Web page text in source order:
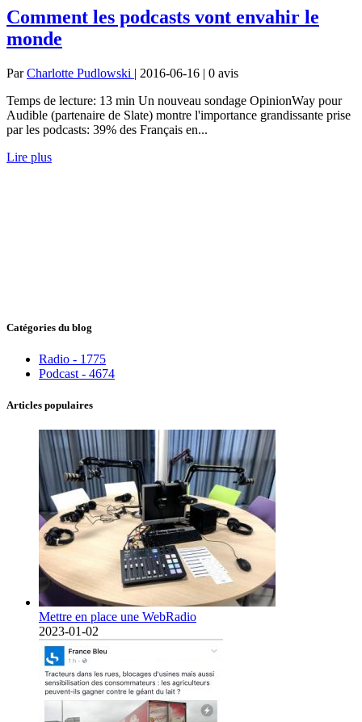
Comment les podcasts vont envahir le
monde
ParCharlotte Pudlowski | 2016-06-16 | 0 avis
Temps de lecture: 13 min Un nouveau sondage OpinionWay pour
Audible (partenaire de Slate) montre l'importance grandissante prise
par les podcasts: 39% des Français en...
Lire plus
Catégories du blog
Radio - 1775
Podcast - 4674
Articles populaires
Mettre en place une WebRadio
2023-01-02